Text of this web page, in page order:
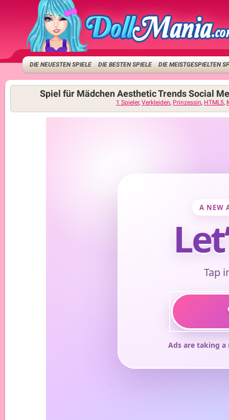
DIE NEUESTEN SPIELE DIE BESTEN SPIELE DIE MEISTGESPIELTEN
Spiel für Mädchen Aesthetic Trends Social
1 Spieler, Verkleiden, Prinzessin, HTML5,